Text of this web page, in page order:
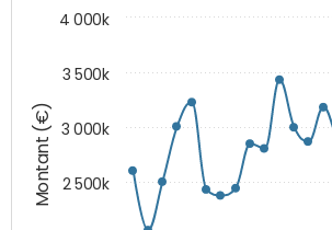
Montant (€) 2 500k
3 000k
3 500k
4 000k